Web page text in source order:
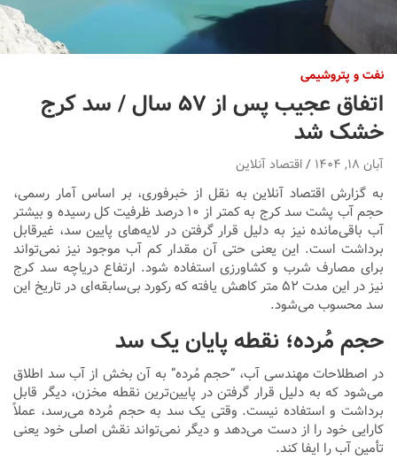
نفت و پتروشیمی
اتفاق عجیب پس از ۵۷ سال / سد کرج
خشک شد
آبان ۱۸, ۱۴۰۴ اقتصاد آنلاین
به گزارش اقتصاد آنلاین به نقل از خبرفوری، بر اساس آمار رسمی،
حجم آب پشت سد کرج به کمتر از ۱۰ درصد ظرفیت کل رسیده و بیشتر
آب باقی‌مانده نیز به دلیل قرار گرفتن در لایه‌های پایین سد، غیرقابل
برداشت است. این یعنی حتی آن مقدار کم آب موجود نیز نمی‌تواند
برای مصارف شرب و کشاورزی استفاده شود. ارتفاع دریاچه سد کرج
نیز در این مدت ۵۲ متر کاهش یافته که رکورد بی‌سابقه‌ای در تاریخ این
سد محسوب می‌شود.
حجم مُرده؛ نقطه پایان یک سد
در اصطلاحات مهندسی آب، “حجم مُرده” به آن بخش از آب سد اطلاق
می‌شود که به دلیل قرار گرفتن در پایین‌ترین نقطه مخزن، دیگر قابل
برداشت و استفاده نیست. وقتی یک سد به حجم مُرده می‌رسد، عملاً
کارایی خود را از دست می‌دهد و دیگر نمی‌تواند نقش اصلی خود یعنی
تأمین آب را ایفا کند.